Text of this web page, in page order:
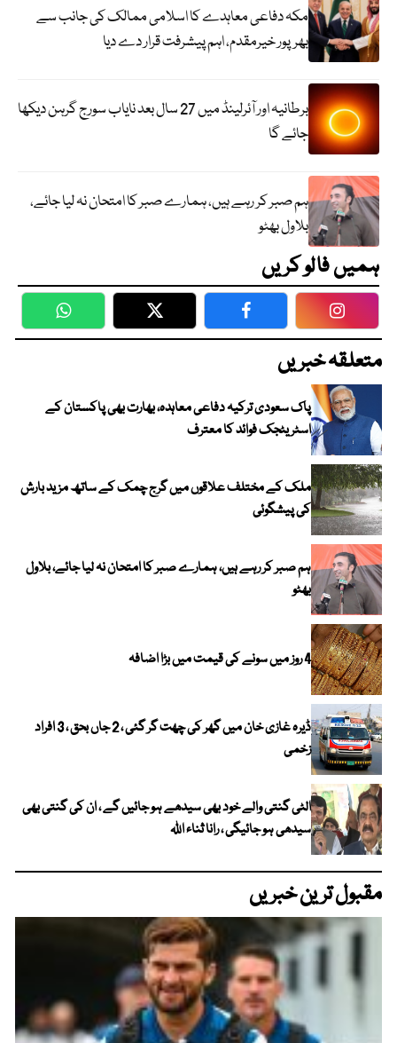
مکہ دفاعی معاہدے کا اسلامی ممالک کی جانب سے
بھرپور خیرمقدم، اہم پیشرفت قرار دے دیا
برطانیہ اور آئرلینڈ میں 27 سال بعد نایاب سورج گرہن دیکھا
جائے گا
ہم صبر کر رہے ہیں، ہمارے صبر کا امتحان نہ لیا جائے،
بلاول بھٹو
ہمیں فالو کریں
WhatsApp Twitter Facebook
متعلقہ خبریں
پاک سعودی ترکیہ دفاعی معاہدہ، بھارت بھی پاکستان کے
اسٹریٹجک فوائد کا معترف
ملک کے مختلف علاقوں میں گرج چمک کے ساتھ مزید بارش
کی پیشگوئی
ہم صبر کر رہے ہیں، ہمارے صبر کا امتحان نہ لیا جائے، بلاول
بھٹو
4 روز میں سونے کی قیمت میں بڑا اضافہ
ڈیرہ غازی خان میں گھر کی چھت گر گئی ، 2 جاں بحق ، 3 افراد
زخمی
الٹی گنتی والے خود بھی سیدھے ہو جائیں گے ، ان کی گنتی بھی
سیدھی ہو جائیگی ، رانا ثناء اللہ
مقبول ترین خبریں